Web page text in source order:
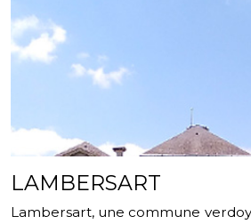
LAMBERSART
Lambersart, une commune